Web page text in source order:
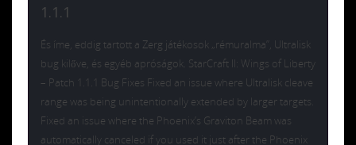
1.1.1
És íme, eddig tartott a Zerg játékosok „rémuralma”, Ultralisk
bug kilőve, és egyéb apróságok. StarCraft II: Wings of Liberty
– Patch 1.1.1 Bug Fixes Fixed an issue where Ultralisk cleave
range was being unintentionally extended by larger targets.
Fixed an issue where the Phoenix’s Graviton Beam was
automatically canceled if you used it just after the Phoenix